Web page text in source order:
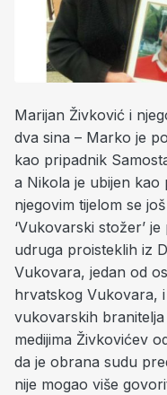
Marijan Živković i
dva sina – Marko je
kao pripadnik
a Nikola je ubijen kao
njegovim tijelom se
‘Vukovarski stožer’
udruga proisteklih iz
Vukovara, jedan od
hrvatskog Vukovara,
vukovarskih
medijima Živkovićev
da je obrana sudu
nije mogao više